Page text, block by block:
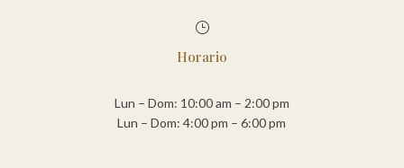
}
Horario
Lun – Dom: 10:00 am – 2:00 pm
Lun – Dom: 4:00 pm – 6:00 pm